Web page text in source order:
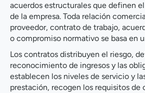
acuerdos estructurales que definen
de la empresa. Toda relación
proveedor, contrato de trabajo,
o compromiso normativo se basa en
Los contratos distribuyen el riesgo,
reconocimiento de ingresos y las
establecen los niveles de servicio y
prestación, recogen los requisitos de